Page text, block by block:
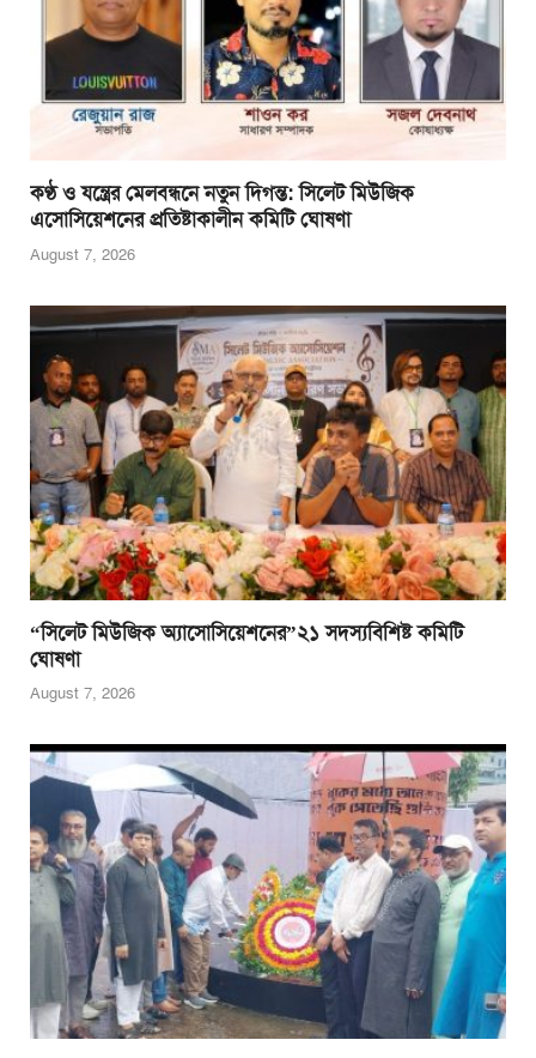
কণ্ঠ ও যন্ত্রের মেলবন্ধনে নতুন দিগন্ত: সিলেট মিউজিক
এসোসিয়েশনের প্রতিষ্টাকালীন কমিটি ঘোষণা
August 7, 2026
“সিলেট মিউজিক অ্যাসোসিয়েশনের”২১ সদস্যবিশিষ্ট কমিটি
ঘোষণা
August 7, 2026